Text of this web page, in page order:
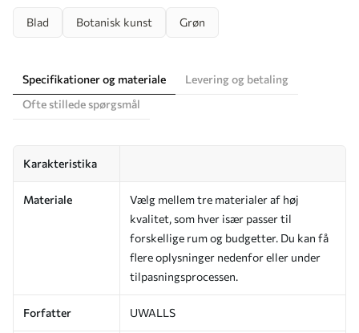
Blad Botanisk kunst Grøn
Specifikationer og materiale
Levering og betaling
Ofte stillede spørgsmål
Karakteristika
Materiale
Vælg mellem tre materialer af høj
kvalitet, som hver især passer til
forskellige rum og budgetter. Du kan få
flere oplysninger nedenfor eller under
tilpasningsprocessen.
Forfatter UWALLS